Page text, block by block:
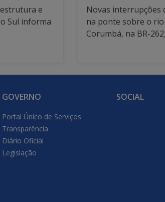
e
Sul informa
Novas interrupções
na ponte sobre o
Corumbá, na BR-
GOVERNO
Portal Único de Serviços
Transparência
Diário Oficial
Legislação
SOCIAL